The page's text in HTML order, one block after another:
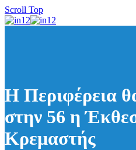
Scroll Top
Η Περιφέρεια
στην 56 η
Κρεμαστής